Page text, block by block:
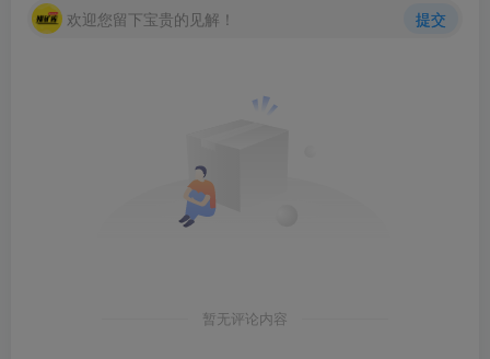
欢迎您留下宝贵的见解！ 提交
暂无评论内容